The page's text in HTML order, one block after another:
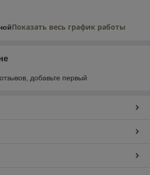
Показать весь график работы
добавьте первый